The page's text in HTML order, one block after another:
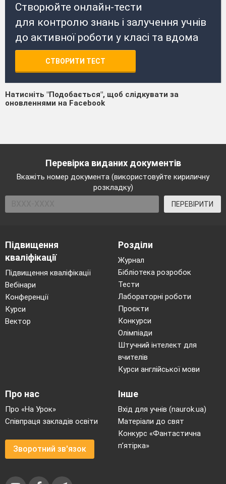
Створюйте онлайн-тести
для контролю знань і залучення учнів
до активної роботи у класі та вдома
СТВОРИТИ ТЕСТ
Натисніть "Подобається", щоб слідкувати за
оновленнями на Facebook
Перевірка виданих документів
Вкажіть номер документа (використовуйте кириличну
розкладку)
ПЕРЕВІРИТИ
Підвищення
кваліфікації
Підвищення кваліфікації
Вебінари
Конференції
Курси
Вектор
Розділи
Журнал
Бібліотека розробок
Тести
Лабораторні роботи
Проєкти
Конкурси
Олімпіади
Штучний інтелект для
вчителів
Курси англійської мови
Про нас
Про «На Урок»
Співпраця закладів освіти
Зворотний зв'язок
Інше
Вхід для учнів (naurok.ua)
Матеріали до свят
Конкурс «Фантастична
п’ятірка»